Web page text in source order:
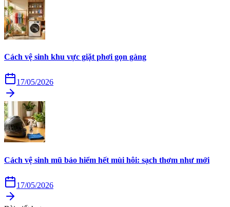
Cách vệ sinh khu vực giặt phơi gọn gàng
17/05/2026
Cách vệ sinh mũ bảo hiểm hết mùi hôi: sạch thơm như mới
17/05/2026